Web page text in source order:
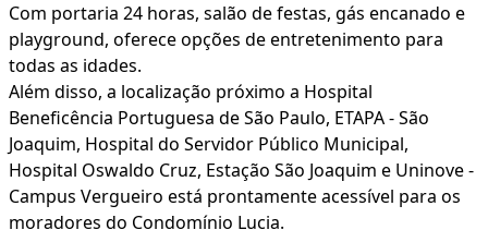
Com portaria 24 horas, salão de festas, gás encanado e
playground, oferece opções de entretenimento para
todas as idades.
Além disso, a localização próximo a Hospital
Beneficência Portuguesa de São Paulo, ETAPA - São
Joaquim, Hospital do Servidor Público Municipal,
Hospital Oswaldo Cruz, Estação São Joaquim e Uninove -
Campus Vergueiro está prontamente acessível para os
moradores do Condomínio Lucia.